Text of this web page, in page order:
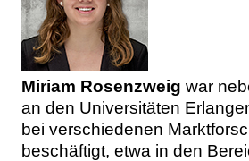
Miriam Rosenzweig war
an den Universitäten
bei verschiedenen
beschäftigt, etwa in den